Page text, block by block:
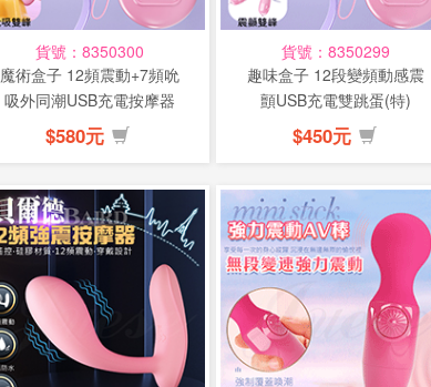
貨號：8350300
魔術盒子 12頻震動+7頻吮
吸外同潮USB充電按摩器
(特)
$580元
貨號：8350299
趣味盒子 12段變頻動感震
顫USB充電雙跳蛋(特)
$450元